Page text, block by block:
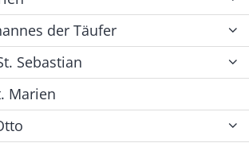
der Täufer
Sebastian
Marien